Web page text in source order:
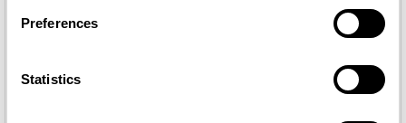
Preferences
Statistics
Camillen Brosjyre